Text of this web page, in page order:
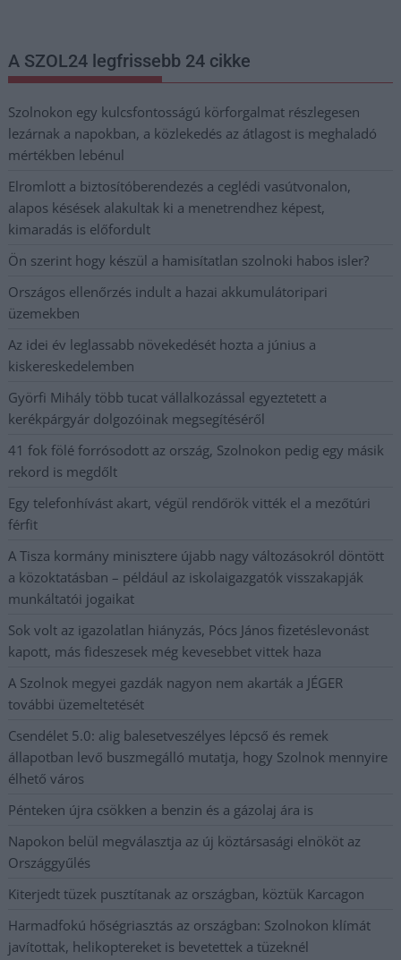
A SZOL24 legfrissebb 24 cikke
Szolnokon egy kulcsfontosságú körforgalmat részlegesen
lezárnak a napokban, a közlekedés az átlagost is meghaladó
mértékben lebénul
Elromlott a biztosítóberendezés a ceglédi vasútvonalon,
alapos késések alakultak ki a menetrendhez képest,
kimaradás is előfordult
Ön szerint hogy készül a hamisítatlan szolnoki habos isler?
Országos ellenőrzés indult a hazai akkumulátoripari
üzemekben
Az idei év leglassabb növekedését hozta a június a
kiskereskedelemben
Györfi Mihály több tucat vállalkozással egyeztetett a
kerékpárgyár dolgozóinak megsegítéséről
41 fok fölé forrósodott az ország, Szolnokon pedig egy másik
rekord is megdőlt
Egy telefonhívást akart, végül rendőrök vitték el a mezőtúri
férfit
A Tisza kormány minisztere újabb nagy változásokról döntött
a közoktatásban – például az iskolaigazgatók visszakapják
munkáltatói jogaikat
Sok volt az igazolatlan hiányzás, Pócs János fizetéslevonást
kapott, más fideszesek még kevesebbet vittek haza
A Szolnok megyei gazdák nagyon nem akarták a JÉGER
további üzemeltetését
Csendélet 5.0: alig balesetveszélyes lépcső és remek
állapotban levő buszmegálló mutatja, hogy Szolnok mennyire
élhető város
Pénteken újra csökken a benzin és a gázolaj ára is
Napokon belül megválasztja az új köztársasági elnököt az
Országgyűlés
Kiterjedt tüzek pusztítanak az országban, köztük Karcagon
Harmadfokú hőségriasztás az országban: Szolnokon klímát
javítottak, helikoptereket is bevetettek a tüzeknél